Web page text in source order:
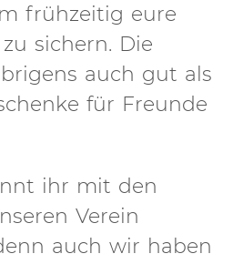
frühzeitig eure
sichern. Die
auch gut als
für Freunde
ihr mit den
Verein
auch wir haben